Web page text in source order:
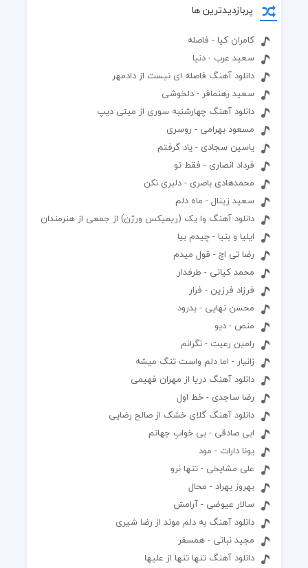
پربازدیدترین ها
کامران کیا - فاصله
سعید عرب - دنیا
دانلود آهنگ فاصله ای نیست از دادمهر
سعید رهنمافر - دلخوشی
دانلود آهنگ چهارشنبه سوری از میتی دیپ
مسعود بهرامی - روسری
یاسین سجادی - یاد گرفتم
فرداد انصاری - فقط تو
محمدهادی باصری - دلبری نکن
سعید زینال - ماه دلم
دانلود آهنگ وا یک (ریمیکس ورژن) از جمعی از هنرمندان
ایلیا و بنیا - چیدم بیا
رضا تی اچ - قول میدم
محمد کیانی - طرفدار
فرزاد فرزین - فرار
محسن نهایی - بدرود
منص - دیو
رامین رعیت - نگرانم
زانیار - اما دلم واست تنگ میشه
دانلود آهنگ دریا از مهران فهیمی
رضا ساجدی - خط اول
دانلود آهنگ گلای خشک از صالح رضایی
ابی صادقی - بی خوابِ جهانم
یونا دارات - مود
علی مشایخی - تنها نرو
بهروز بهراد - محال
سالار عیوضی - آرامش
دانلود آهنگ به دلم موند از رضا شیری
مجید نباتی - همسفر
دانلود آهنگ تنها تنها از علیها